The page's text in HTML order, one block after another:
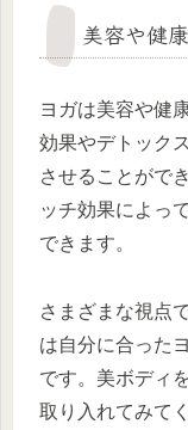
美容や健
ヨガは美容や健
効果やデトック
させることがで
ッチ効果によっ
できます。
さまざまな視点
は自分に合った
です。美ボディ
取り入れてみて